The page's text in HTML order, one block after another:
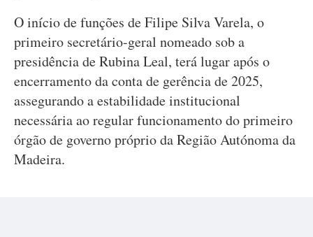
O início de funções de Filipe Silva Varela, o
primeiro secretário-geral nomeado sob a
presidência de Rubina Leal, terá lugar após o
encerramento da conta de gerência de 2025,
assegurando a estabilidade institucional
necessária ao regular funcionamento do primeiro
órgão de governo próprio da Região Autónoma da
Madeira.